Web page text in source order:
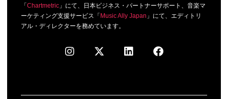
「 Chartmetric」にて、日本ビジネス・パートナーサポート、音楽マ
ーケティング支援サービス「 Music Ally Japan 」にて、エディトリ
アル・ディレクターを務めています。